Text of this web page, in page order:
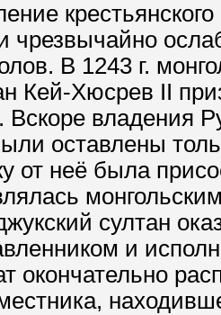
чрезвычайно
В 1243 г.
Кей-Хюсрев II
Вскоре владения
оставлены
от неё была
султан
и
окончательно